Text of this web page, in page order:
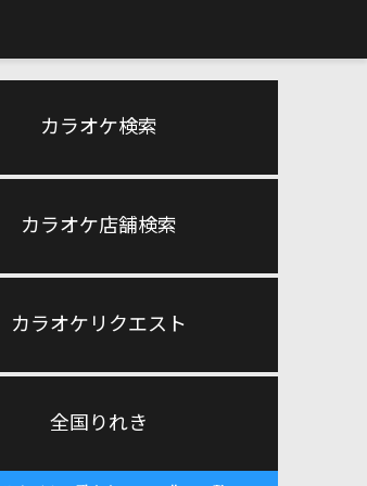
カラオケ検索
カラオケ店舗検索
カラオケリクエスト
全国りれき